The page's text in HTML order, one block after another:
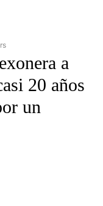
TO RECEIVE
a
20 años
un